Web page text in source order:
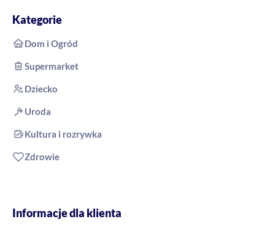
Kategorie
Dom i Ogród
Supermarket
Dziecko
Uroda
Kultura i rozrywka
Zdrowie
Informacje dla klienta